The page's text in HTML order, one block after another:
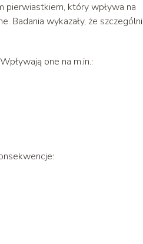
pierwiastkiem, który wpływa na
Badania wykazały, że
one na m.in.: